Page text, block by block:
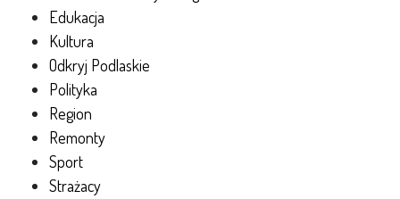
Edukacja
Kultura
Odkryj Podlaskie
Polityka
Region
Remonty
Sport
Strażacy